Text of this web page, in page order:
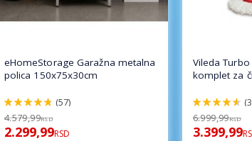
eHomeStorage Garažna metalna
polica 150x75x30cm
96%
(57)
4.579,99RSD
2.299,99RSD
Vileda
komplet za
92%
6.999,99RSD
3.399,99